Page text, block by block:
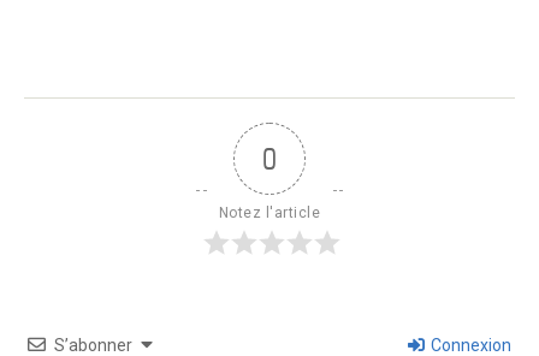
0
Notez l'article
S’abonner Connexion